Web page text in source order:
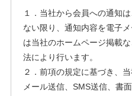
１．当社から会員への通知
ない限り、通知内容を電子
は当社のホームページ掲載
法により行います。
２．前項の規定に基づき、
メール送信、SMS送信、書